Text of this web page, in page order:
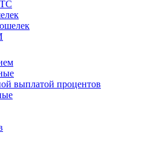
выплатой процентов